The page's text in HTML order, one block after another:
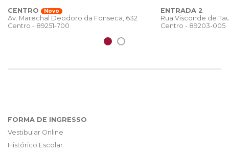
CENTRO
Novo
Av. Marechal Deodoro da Fonseca, 632
Centro - 89251-700
ENTRADA 2
Rua Visconde de
Centro - 89203-005
FORMA DE INGRESSO
Vestibular Online
Histórico Escolar